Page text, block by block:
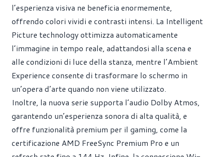
l’esperienza visiva ne beneficia enormemente,
offrendo colori vividi e contrasti intensi. La Intelligent
Picture technology ottimizza automaticamente
l’immagine in tempo reale, adattandosi alla scena e
alle condizioni di luce della stanza, mentre l’Ambient
Experience consente di trasformare lo schermo in
un’opera d’arte quando non viene utilizzato.
Inoltre, la nuova serie supporta l’audio Dolby Atmos,
garantendo un’esperienza sonora di alta qualità, e
offre funzionalità premium per il gaming, come la
certificazione AMD FreeSync Premium Pro e un